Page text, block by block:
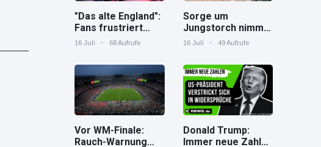
"Das alte England":
Fans frustriert
nach WM-Aus
16 Juli 68 Aufrufe
Sorge um
Jungstorch nimmt
glückliche
16 Juli 49 Aufrufe
Vor WM-Finale:
Rauch-Warnung
Donald Trump:
Immer neue Zahlen